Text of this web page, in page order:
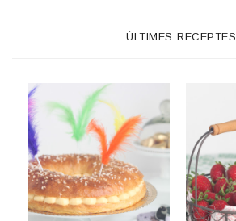
ÚLTIMES RECEPTES